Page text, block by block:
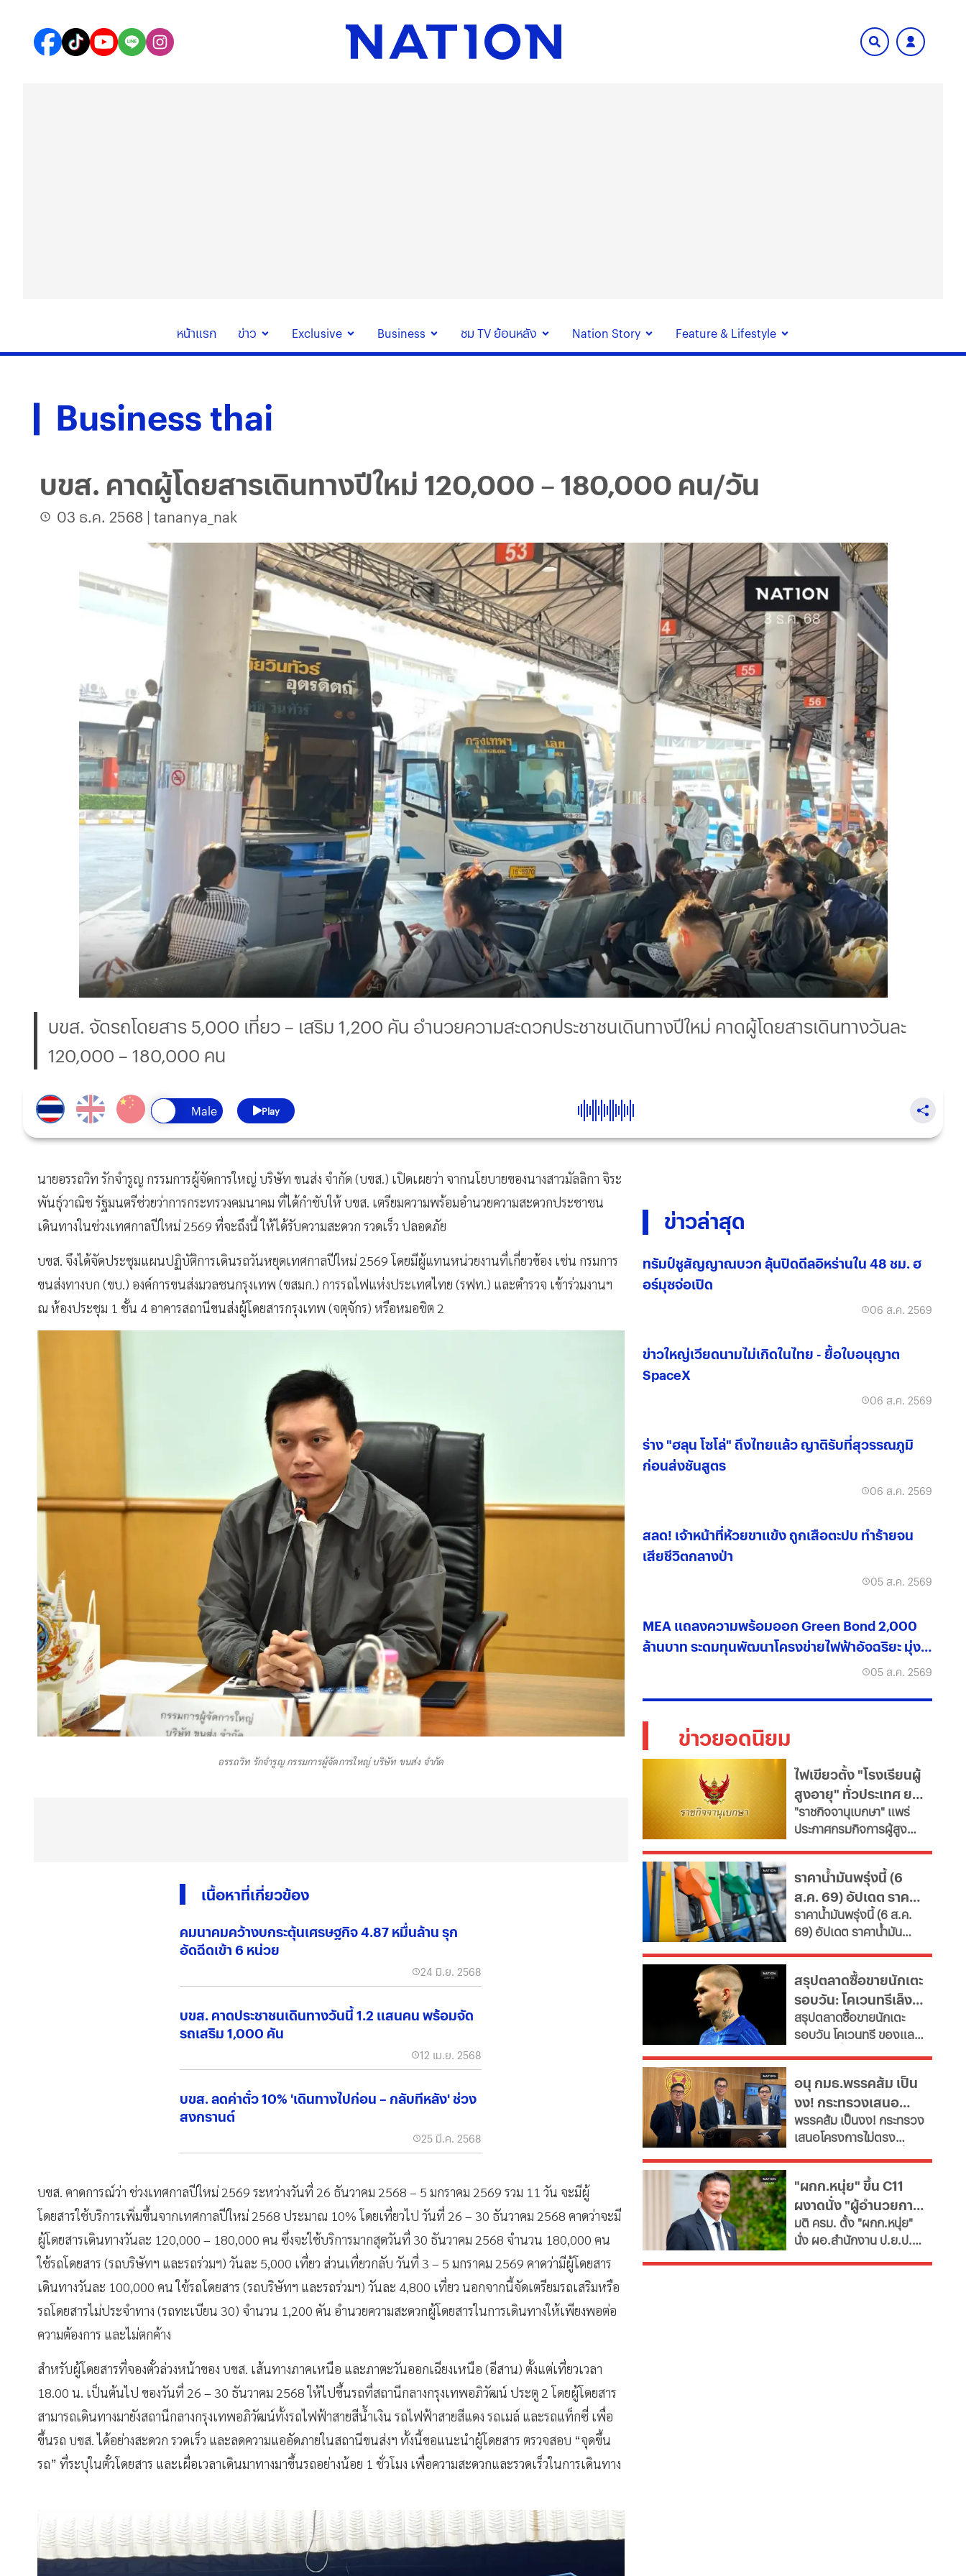
หน้าแรก ข่าว Exclusive Business ชม TV ย้อนหลัง Nation Story Feature & Lifestyle
Business thai
บขส. คาดผู้โดยสารเดินทางปีใหม่ 120,000 – 180,000 คน/วัน
03 ธ.ค. 2568 | tananya_nak
บขส. จัดรถโดยสาร 5,000 เที่ยว – เสริม 1,200 คัน อำนวยความสะดวกประชาชนเดินทางปีใหม่ คาดผู้โดยสารเดินทางวันละ
120,000 – 180,000 คน
Play
นายอรรถวิท รักจำรูญ กรรมการผู้จัดการใหญ่ บริษัท ขนส่ง จำกัด (บขส.) เปิดเผยว่า จากนโยบายของนางสาวมัลลิกา จิระ
พันธุ์วาณิช รัฐมนตรีช่วยว่าการกระทรวงคมนาคม ที่ได้กำชับให้ บขส. เตรียมความพร้อมอำนวยความสะดวกประชาชน
เดินทางในช่วงเทศกาลปีใหม่ 2569 ที่จะถึงนี้ ให้ได้รับความสะดวก รวดเร็ว ปลอดภัย
บขส. จึงได้จัดประชุมแผนปฏิบัติการเดินรถวันหยุดเทศกาลปีใหม่ 2569 โดยมีผู้แทนหน่วยงานที่เกี่ยวข้อง เช่น กรมการ
ขนส่งทางบก (ขบ.) องค์การขนส่งมวลชนกรุงเทพ (ขสมก.) การรถไฟแห่งประเทศไทย (รฟท.) และตำรวจ เข้าร่วมงานฯ
ณ ห้องประชุม 1 ชั้น 4 อาคารสถานีขนส่งผู้โดยสารกรุงเทพ (จตุจักร) หรือหมอชิต 2
อรรถวิท รักจำรูญ กรรมการผู้จัดการใหญ่ บริษัท ขนส่ง จำกัด
เนื้อหาที่เกี่ยวข้อง
คมนาคมคว้างบกระตุ้นเศรษฐกิจ 4.87 หมื่นล้าน รุก
อัดฉีดเข้า 6 หน่วย
24 มิ.ย. 2568
บขส. คาดประชาชนเดินทางวันนี้ 1.2 แสนคน พร้อมจัด
รถเสริม 1,000 คัน
12 เม.ย. 2568
บขส. ลดค่าตั๋ว 10% 'เดินทางไปก่อน – กลับทีหลัง' ช่วง
สงกรานต์
25 มี.ค. 2568
บขส. คาดการณ์ว่า ช่วงเทศกาลปีใหม่ 2569 ระหว่างวันที่ 26 ธันวาคม 2568 – 5 มกราคม 2569 รวม 11 วัน จะมีผู้
โดยสารใช้บริการเพิ่มขึ้นจากเทศกาลปีใหม่ 2568 ประมาณ 10% โดยเที่ยวไป วันที่ 26 – 30 ธันวาคม 2568 คาดว่าจะมี
ผู้โดยสารเดินทางวันละ 120,000 – 180,000 คน ซึ่งจะใช้บริการมากสุดวันที่ 30 ธันวาคม 2568 จำนวน 180,000 คน
ใช้รถโดยสาร (รถบริษัทฯ และรถร่วมฯ) วันละ 5,000 เที่ยว ส่วนเที่ยวกลับ วันที่ 3 – 5 มกราคม 2569 คาดว่ามีผู้โดยสาร
เดินทางวันละ 100,000 คน ใช้รถโดยสาร (รถบริษัทฯ และรถร่วมฯ) วันละ 4,800 เที่ยว นอกจากนี้จัดเตรียมรถเสริมหรือ
รถโดยสารไม่ประจำทาง (รถทะเบียน 30) จำนวน 1,200 คัน อำนวยความสะดวกผู้โดยสารในการเดินทางให้เพียงพอต่อ
ความต้องการ และไม่ตกค้าง
สำหรับผู้โดยสารที่จองตั๋วล่วงหน้าของ บขส. เส้นทางภาคเหนือ และภาตะวันออกเฉียงเหนือ (อีสาน) ตั้งแต่เที่ยวเวลา
18.00 น. เป็นต้นไป ของวันที่ 26 – 30 ธันวาคม 2568 ให้ไปขึ้นรถที่สถานีกลางกรุงเทพอภิวัฒน์ ประตู 2 โดยผู้โดยสาร
สามารถเดินทางมายังสถานีกลางกรุงเทพอภิวัฒน์ทั้งรถไฟฟ้าสายสีน้ำเงิน รถไฟฟ้าสายสีแดง รถเมล์ และรถแท็กซี่ เพื่อ
ขึ้นรถ บขส. ได้อย่างสะดวก รวดเร็ว และลดความแออัดภายในสถานีขนส่งฯ ทั้งนี้ขอแนะนำผู้โดยสาร ตรวจสอบ “จุดขึ้น
รถ” ที่ระบุในตั๋วโดยสาร และเผื่อเวลาเดินมาทางมาขึ้นรถอย่างน้อย 1 ชั่วโมง เพื่อความสะดวกและรวดเร็วในการเดินทาง
ข่าวล่าสุด
ทรัมป์ชูสัญญาณบวก ลุ้นปิดดีลอิหร่านใน 48 ชม. ฮ
อร์มุซจ่อเปิด
06 ส.ค. 2569
ข่าวใหญ่เวียดนามไม่เกิดในไทย - ยื้อใบอนุญาต
SpaceX
06 ส.ค. 2569
ร่าง "ฮลุน โซโล่" ถึงไทยแล้ว ญาติรับที่สุวรรณภูมิ
ก่อนส่งชันสูตร
06 ส.ค. 2569
สลด! เจ้าหน้าที่ห้วยขาแข้ง ถูกเสือตะปบ ทำร้ายจน
เสียชีวิตกลางป่า
05 ส.ค. 2569
MEA แถลงความพร้อมออก Green Bond 2,000
ล้านบาท ระดมทุนพัฒนาโครงข่ายไฟฟ้าอัจฉริยะ มุ่งสู่
05 ส.ค. 2569
ข่าวยอดนิยม
ไฟเขียวตั้ง "โรงเรียนผู้
สูงอายุ" ทั่วประเทศ ยก
ระดับคุณภาพชีวิต เช็ก
เงื่อนไข
"ราชกิจจานุเบกษา" แพร่
ประกาศกรมกิจการผู้สูง
"โรงเรียนผู้สูงอายุ" มุ่งขับ
เคลื่อนสังคมสูงวัยอย่างมี
คุณค่า หนุนพัฒนา
ศักยภาพ-เรียนรู้ตลอดชีวิต
เผยช่องทางยื่นคำขอทั้ง
กทม.-ต่างจังหวัด พบ
ฝ่าฝืนเกณฑ์เสี่ยงถูกสั่ง
เพิกถอน
ราคาน้ำมันพรุ่งนี้ (6
ส.ค. 69) อัปเดต ราคา
น้ำมันล่าสุด จากปั๊ม
ใหญ่
ราคาน้ำมันพรุ่งนี้ (6 ส.ค.
69) อัปเดต ราคาน้ำมัน
ขนาดใหญ่ มีทั้งราคาน้ำมัน
ดีเซล เบนซิน และ แก๊สโซ
ฮอล์
สรุปตลาดซื้อขายนักเตะ
รอบวัน: โคเวนทรีเล็ง
"มูดริก" สาลิกาปัดปืน
ซื้อ "กิมาไรส์"
สรุปตลาดซื้อขายนักเตะ
รอบวัน โคเวนทรี ของแลม
แรกจาก อาร์เซนอล ในการ
ล่าตัว "กิมาไรส์" ขณะที่ โค
โม่ ปิดดีล "ชาโลบาห์"
อนุ กมธ.พรรคส้ม เป็น
งง! กระทรวงเสนอ
โครงการไม่ตรงภารกิจ
พรรคส้ม เป็นงง! กระทรวง
เสนอโครงการไม่ตรง
เครื่องอบกล้วยตาก-
สปก.ซื้อเครื่องทำลูกชิ้น-
ตัดตะไคร้ - แฉ! รองปลัด
มท.ตบโต๊ะไม่พอใจขอ
เอกสารเพิ่ม
"ผกก.หนุ่ย" ขึ้น C11
ผงาดนั่ง "ผู้อำนวยการ
ป.ย.ป."
มติ ครม. ตั้ง "ผกก.หนุ่ย"
นั่ง ผอ.สำนักงาน ป.ย.ป.